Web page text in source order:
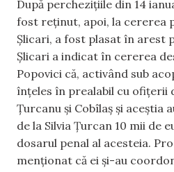
După perchezițiile din 14
fost reținut, apoi, la cererea
Șlicari, a fost plasat în arest
Șlicari a indicat în cererea
Popovici că, activând sub
înțeles în prealabil cu ofițerii
Țurcanu și Cobîlaș și aceștia
de la Silvia Țurcan 10 mii de
dosarul penal al acesteia.
menționat că ei și-au